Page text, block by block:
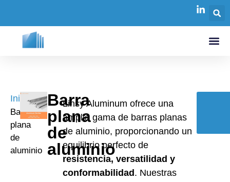
Inicio/
Barra
plana
de
aluminio
Barra
plana
de
aluminio
Linsy Aluminum ofrece una
amplia gama de barras planas
de aluminio, proporcionando un
equilibrio perfecto de
resistencia, versatilidad y
conformabilidad . Nuestras